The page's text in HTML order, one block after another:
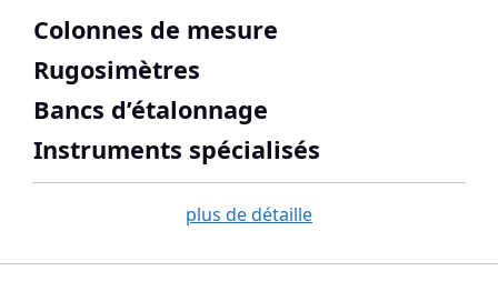
Colonnes de mesure
Rugosimètres
Bancs d’étalonnage
Instruments spécialisés
plus de détaille